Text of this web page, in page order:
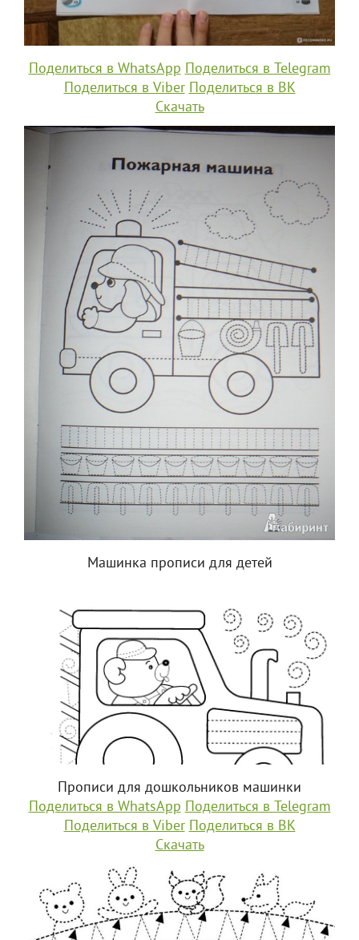
Поделиться в WhatsApp Поделиться в Telegram
Поделиться в Viber Поделиться в ВК
Скачать
Машинка прописи для детей
Прописи для дошкольников машинки
Поделиться в WhatsApp Поделиться в Telegram
Поделиться в Viber Поделиться в ВК
Скачать